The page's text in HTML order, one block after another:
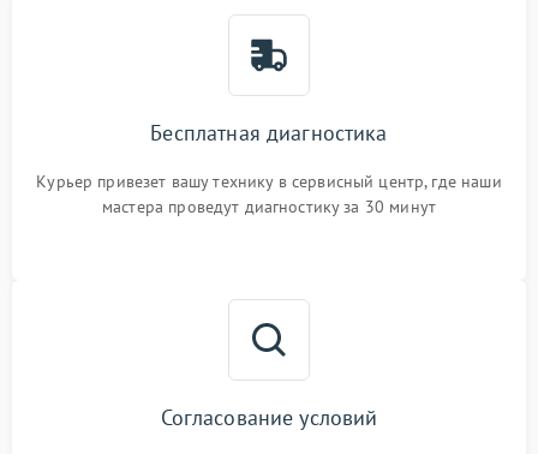
Бесплатная диагностика
Курьер привезет вашу технику в сервисный центр, где наши
мастера проведут диагностику за 30 минут
Согласование условий